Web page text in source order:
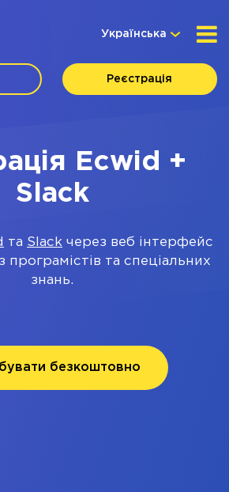
Українська
Реєстрація
Ecwid +
Slack
та Slack через веб інтерфейс
програмістів та спеціальних
знань.
безкоштовно